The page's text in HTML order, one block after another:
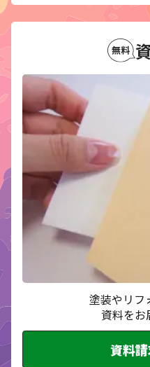
塗装やリフ
資料をお
資料